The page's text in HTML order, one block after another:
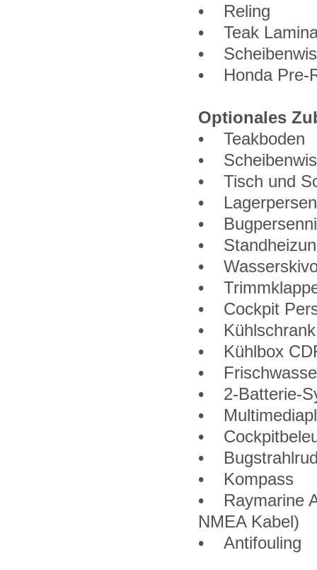
• Reling
• Teak
•
• Honda Pre-
Optionales
• Teakboden
•
• Tisch und
•
•
•
•
•
• Cockpit
• Kühlschrank
• Kühlbox
•
• 2-Batterie-
•
•
•
• Kompass
• Raymarine
NMEA Kabel)
• Antifouling